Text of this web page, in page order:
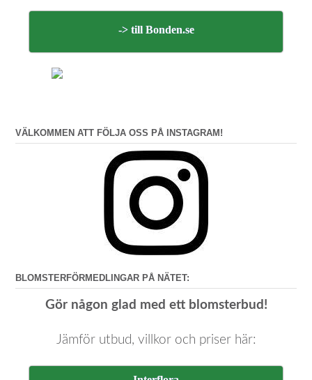
-> till Bonden.se
VÄLKOMMEN ATT FÖLJA OSS PÅ INSTAGRAM!
BLOMSTERFÖRMEDLINGAR PÅ NÄTET:
Gör någon glad med ett blomsterbud!
Jämför utbud, villkor och priser här: